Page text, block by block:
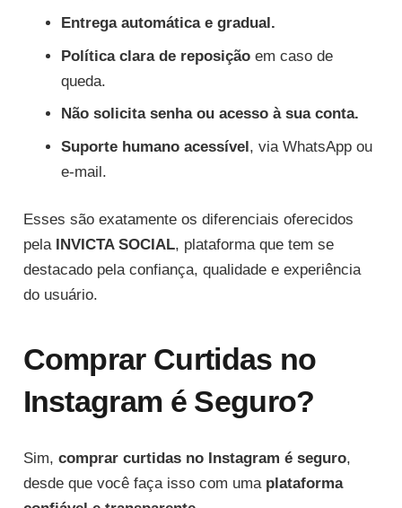
Entrega automática e gradual.
Política clara de reposição em caso de
queda.
Não solicita senha ou acesso à sua conta.
Suporte humano acessível, via WhatsApp ou
e-mail.
Esses são exatamente os diferenciais oferecidos
pela
INVICTA SOCIAL, plataforma que tem se
destacado pela confiança, qualidade e experiência
do usuário.
Comprar Curtidas no
Instagram é Seguro?
Sim, comprar curtidas no Instagram é seguro,
desde que você faça isso com uma plataforma